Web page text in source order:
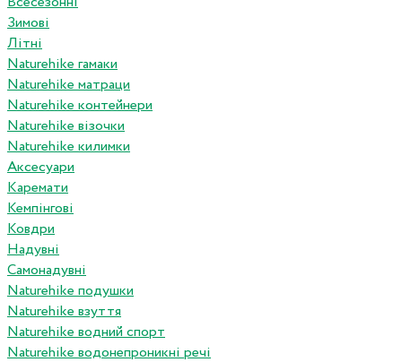
Зимові
Літні
Naturehike гамаки
Naturehike матраци
Naturehike контейнери
Naturehike візочки
Naturehike килимки
Аксесуари
Каремати
Кемпінгові
Ковдри
Надувні
Самонадувні
Naturehike подушки
Naturehike взуття
Naturehike водний спорт
Naturehike водонепроникні речі